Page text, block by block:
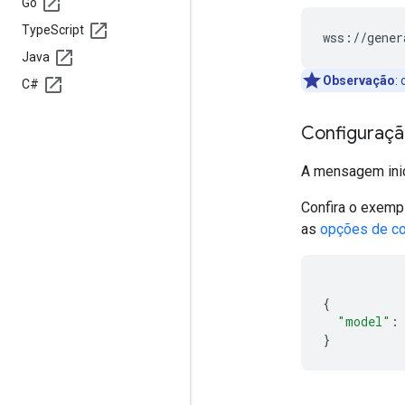
TypeScript
Java
C#
Observação:
A mensagem
Confira o
as opções de
{
"model" :
}